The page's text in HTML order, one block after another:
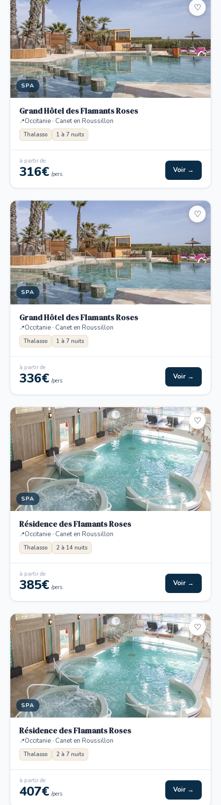
SPA
♡
Grand Hôtel des Flamants Roses
Occitanie · Canet en Roussillon
Thalasso 1 à 7 nuits
à partir de
316€ /pers. Voir →
SPA
♡
Grand Hôtel des Flamants Roses
Occitanie · Canet en Roussillon
Thalasso 1 à 7 nuits
à partir de
336€ /pers. Voir →
SPA
♡
Résidence des Flamants Roses
Occitanie · Canet en Roussillon
Thalasso 2 à 14 nuits
à partir de
385€ /pers. Voir →
SPA
♡
Résidence des Flamants Roses
Occitanie · Canet en Roussillon
Thalasso 2 à 7 nuits
à partir de
407€ /pers. Voir →